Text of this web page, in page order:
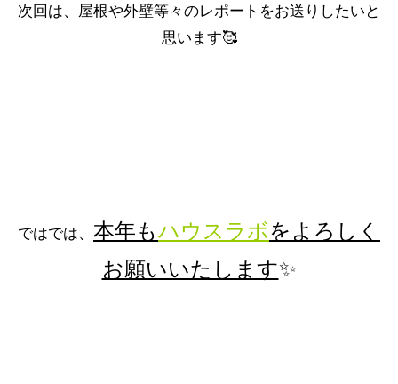
次回は、屋根や外壁等々のレポートをお送りしたいと
思います🥰
ではでは、 本年もハウスラボをよろしく
お願いいたします✨